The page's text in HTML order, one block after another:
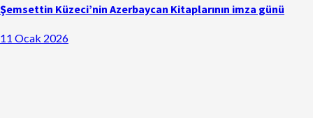
Şemsettin Küzeci’nin Azerbaycan Kitaplarının imza günü
11 Ocak 2026